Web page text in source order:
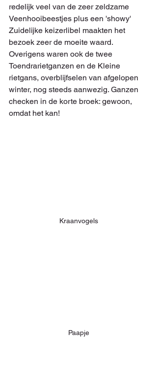
redelijk veel van de zeer zeldzame
Veenhooibeestjes plus een 'showy'
Zuidelijke keizerlibel maakten het
bezoek zeer de moeite waard.
Overigens waren ook de twee
Toendrarietganzen en de Kleine
rietgans, overblijfselen van afgelopen
winter, nog steeds aanwezig. Ganzen
checken in de korte broek: gewoon,
omdat het kan!
Kraanvogels
Paapje